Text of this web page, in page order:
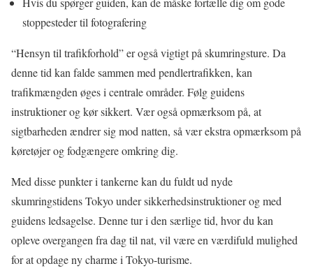
stoppesteder til fotografering
“Hensyn til trafikforhold” er også vigtigt på skumringsture. Da
denne tid kan falde sammen med pendlertrafikken, kan
trafikmængden øges i centrale områder. Følg guidens
instruktioner og kør sikkert. Vær også opmærksom på, at
sigtbarheden ændrer sig mod natten, så vær ekstra opmærksom på
køretøjer og fodgængere omkring dig.
Med disse punkter i tankerne kan du fuldt ud nyde
skumringstidens Tokyo under sikkerhedsinstruktioner og med
guidens ledsagelse. Denne tur i den særlige tid, hvor du kan
opleve overgangen fra dag til nat, vil være en værdifuld mulighed
for at opdage ny charme i Tokyo-turisme.